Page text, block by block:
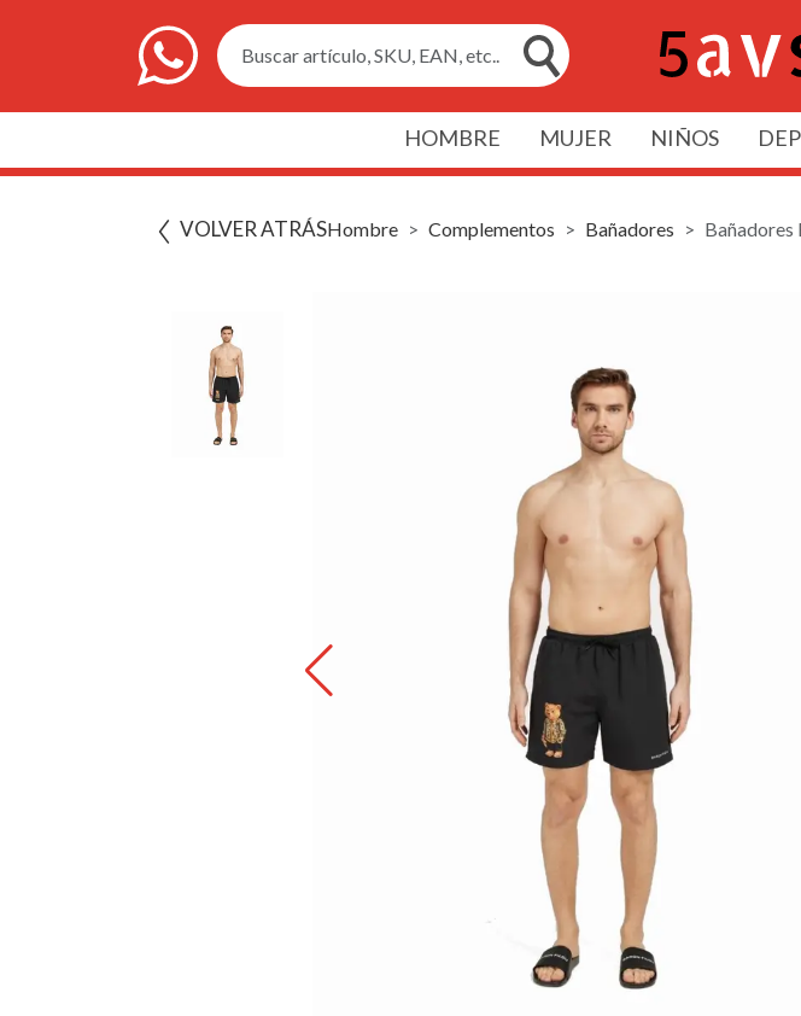
Buscar artículo, SKU, EAN, etc..
HOMBRE MUJER NIÑOS
VOLVER ATRÁSHombre Complementos Bañadores